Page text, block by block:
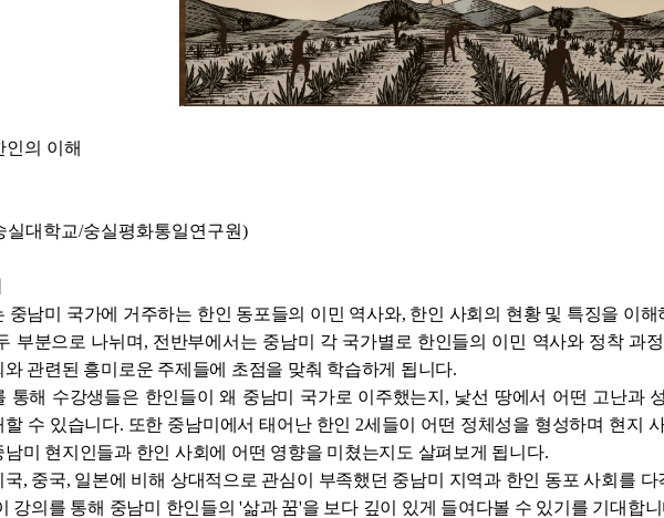
인의 이해
실대학교/숭실평화통일연구원)
중남미 국가에 거주하는 한인 동포들의 이민 역사와, 한인 사회의 현황 및 특징을 이
부분으로 나뉘며, 전반부에서는 중남미 각 국가별로 한인들의 이민 역사와 정착 과
와 관련된 흥미로운 주제들에 초점을 맞춰 학습하게 됩니다.
통해 수강생들은 한인들이 왜 중남미 국가로 이주했는지, 낯선 땅에서 어떤 고난과
할 수 있습니다. 또한 중남미에서 태어난 한인 2세들이 어떤 정체성을 형성하며 현지
남미 현지인들과 한인 사회에 어떤 영향을 미쳤는지도 살펴보게 됩니다.
국, 중국, 일본에 비해 상대적으로 관심이 부족했던 중남미 지역과 한인 동포 사회를
강의를 통해 중남미 한인들의 '삶과 꿈'을 보다 깊이 있게 들여다볼 수 있기를 기대합